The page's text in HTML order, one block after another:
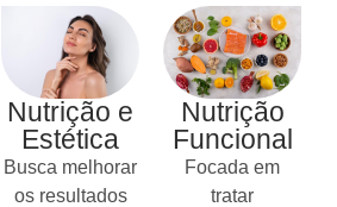
Nutrição e
Estética
Busca melhorar
os resultados
Nutrição
Funcional
Focada em
tratar